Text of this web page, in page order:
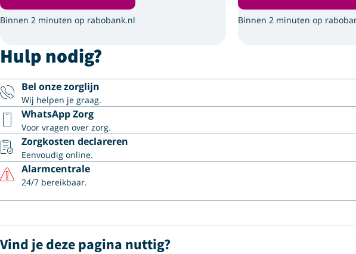
Binnen 2 minuten op rabobank.nl Binnen 2 minuten op
Hulp nodig?
Bel onze zorglijn
Wij helpen je graag.
WhatsApp Zorg
Voor vragen over zorg.
Zorgkosten declareren
Eenvoudig online.
Alarmcentrale
24/7 bereikbaar.
Vind je deze pagina nuttig?